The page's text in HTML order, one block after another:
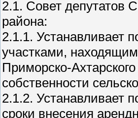
2.1. Совет депутатов
района:
2.1.1. Устанавливает
участками,
Приморско-
собственности
2.1.2. Устанавливает
сроки внесения